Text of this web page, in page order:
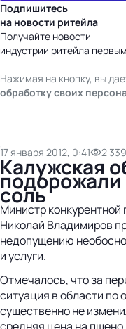
Подпишитесь
на новости ритейла
Получайте новости
индустрии ритейла
Нажимая на кнопку, вы
обработку своих
17 января 2012, 0:41 2 339
Калужская
подорожали
соль
Министр конкурентной
Николай Владимиров
недопущению
и услуги.
Отмечалось, что за
ситуация в области по
существенно не
средняя цена на